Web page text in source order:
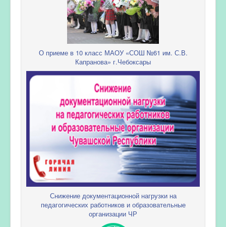
О приеме в 10 класс МАОУ «СОШ №61 им. С.В.
Капранова» г.Чебоксары
Снижение документационной нагрузки на
педагогических работников и образовательные
организации ЧР